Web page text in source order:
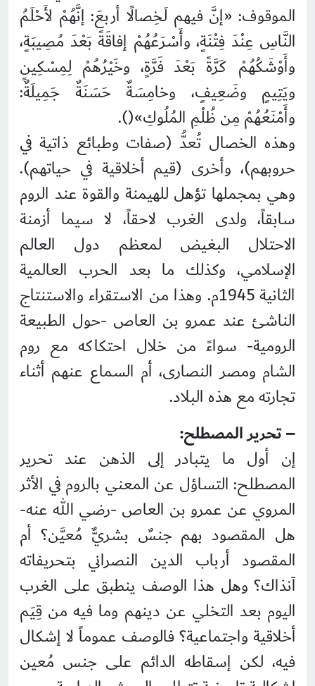
الموقوف: «إنَّ فيهم لَخِصالًا أربعَ: إنَّهُمْ لأَحْلَمُ
النَّاسِ عِنْدَ فِتْنَةٍ، وأَسْرَعُهُمْ إفاقَةً بَعْدَ مُصِيبَةٍ،
وأَوْشَكُهُمْ كَرَّةً بَعْدَ فَرَّةٍ، وخَيْرُهُمْ لِمِسْكِينٍ
ويَتِيمٍ وضَعِيفٍ، وخامِسَةٌ حَسَنَةٌ جَمِيلَةٌ:
وأَمْنَعُهُمْ مِن ظُلْمِ المُلُوكِ»().
وهذه الخصال تُعدُّ (صفات وطبائع ذاتية في
حروبهم)، وأخرى (قيم أخلاقية في حياتهم).
وهي بمجملها تؤهل للهيمنة والقوة عند الروم
سابقاً، ولدى الغرب لاحقاً، لا سيما أزمنة
الاحتلال البغيض لمعظم دول العالم
الإسلامي، وكذلك ما بعد الحرب العالمية
الثانية 1945م. وهذا من الاستقراء والاستنتاج
الناشئ عند عمرو بن العاص -حول الطبيعة
الرومية- سواءً من خلال احتكاكه مع روم
الشام ومصر النصارى، أم السماع عنهم أثناء
تجارته مع هذه البلاد.
– تحرير المصطلح:
إن أول ما يتبادر إلى الذهن عند تحرير
المصطلح: التساؤل عن المعني بالروم في الأثر
المروي عن عمرو بن العاص -رضي الله عنه-
هل المقصود بهم جنسٌ بشريٌّ مُعيَّن؟ أم
المقصود أرباب الدين النصراني بتحريفاته
آنذاك؟ وهل هذا الوصف ينطبق على الغرب
اليوم بعد التخلي عن دينهم وما فيه من قِيَم
أخلاقية واجتماعية؟ فالوصف عموماً لا إشكال
فيه، لكن إسقاطه الدائم على جنس مُعين